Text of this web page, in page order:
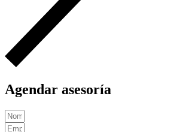
Agendar asesoría